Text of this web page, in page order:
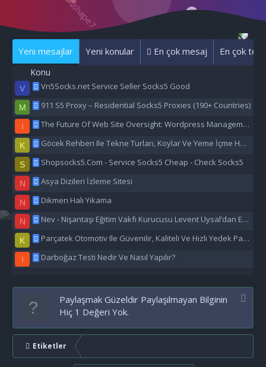
Yeni mesajlar Yeni konular En çok mesaj En çok
Konu
V Vn5Socks.net Service Seller Socks5 Good
M 911 S5 Proxy – Residential Socks5 Proxies (190+ Countries)
I The Future Of Web Site Oversight: Wordpress Management Aı
K Göcek Rehberi Ile Tekne Turları, Koylar Ve Yeme İçme Hakkında Eşsiz Bilgiler
S Shopsocks5.Com - Service Socks5 Cheap - Check Socks5
N Asya Dizileri İzleme Sitesi
N Dikmen Halı Yıkama
N Nev - Nişantaşı Eğitim Vakfı Kurucusu Levent Uysal’dan Eğitime Büyük Destek
K Parçatek Otomotiv Ile Güvenilir, Kaliteli Ve Hızlı Yedek Parça Çözümleri
I Darboğaz Testi Nedir Ve Nasıl Yapılır?
Paylaşmak Güzeldir Paylaşılmayan Bilginin
Hiç 1 Değeri Yok.
Etiketler